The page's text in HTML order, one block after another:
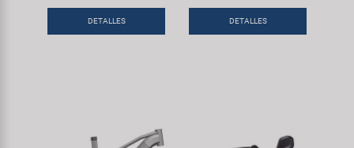
DETALLES DETALLES